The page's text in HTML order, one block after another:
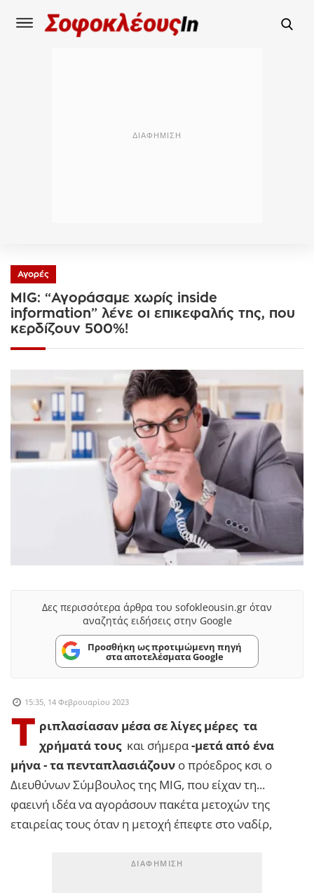
Αγορές
MIG: “Αγοράσαμε χωρίς inside
information” λένε οι επικεφαλής της, που
κερδίζουν 500%!
Δες περισσότερα άρθρα του sofokleousin.gr όταν
αναζητάς ειδήσεις στην Google
Προσθήκη ως προτιμώμενη πηγή
στα αποτελέσματα Google
15:35, 14 Φεβρουαρίου 2023
Τ ριπλασίασαν μέσα σε λίγες μέρες τα
χρήματά τουςκαι σήμερα-μετά από ένα
μήνα - τα πενταπλασιάζουν ο πρόεδρος κσι ο
Διευθύνων Σύμβουλος της MIG, που είχαν τη...
φαεινή ιδέα να αγοράσουν πακέτα μετοχών της
εταιρείας τους όταν η μετοχή έπεφτε στο ναδίρ,